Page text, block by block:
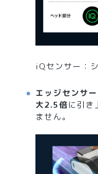
iQセンサー：
エッジセンサ
大2.5倍に引き
ません。